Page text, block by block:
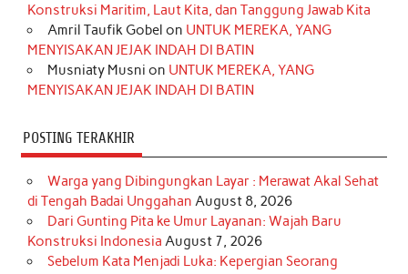
k
a
m
s
t
n
Konstruksi Maritim, Laut Kita, dan Tanggung Jawab Kita
Amril Taufik Gobel on UNTUK MEREKA, YANG
MENYISAKAN JEJAK INDAH DI BATIN
Musniaty Musni on UNTUK MEREKA, YANG
MENYISAKAN JEJAK INDAH DI BATIN
POSTING TERAKHIR
Warga yang Dibingungkan Layar : Merawat Akal Sehat
di Tengah Badai Unggahan August 8, 2026
Dari Gunting Pita ke Umur Layanan: Wajah Baru
Konstruksi Indonesia August 7, 2026
Sebelum Kata Menjadi Luka: Kepergian Seorang